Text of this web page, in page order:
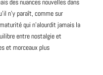
des nuances nouvelles dans
n’y paraît, comme sur
qui n’alourdit jamais la
entre nostalgie et
et morceaux plus